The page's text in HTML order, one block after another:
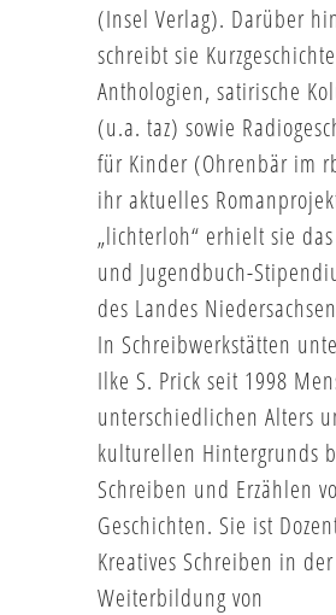
(Insel Verlag). Darüber
schreibt sie
Anthologien, satirische
(u.a. taz) sowie
für Kinder (Ohrenbär im
ihr aktuelles
„lichterloh“ erhielt sie
und Jugendbuch-
des Landes
In Schreibwerkstätten
Ilke S. Prick seit 1998
unterschiedlichen Alters
kulturellen Hintergrunds
Schreiben und Erzählen
Geschichten. Sie ist
Kreatives Schreiben in der
Weiterbildung von